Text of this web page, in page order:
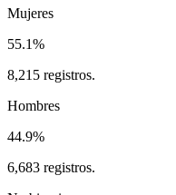
Mujeres
55.1%
8,215 registros.
Hombres
44.9%
6,683 registros.